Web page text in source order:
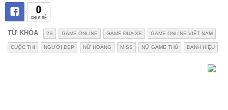
0
CHIA SẺ
TỪ KHÓA 2S GAME ONLINE GAME ĐUA XE GAME ONLINE VIỆT NAM
CUỘC THI NGƯỜI ĐẸP NỮ HOÀNG MISS NỮ GAME THỦ DANH HIỆU